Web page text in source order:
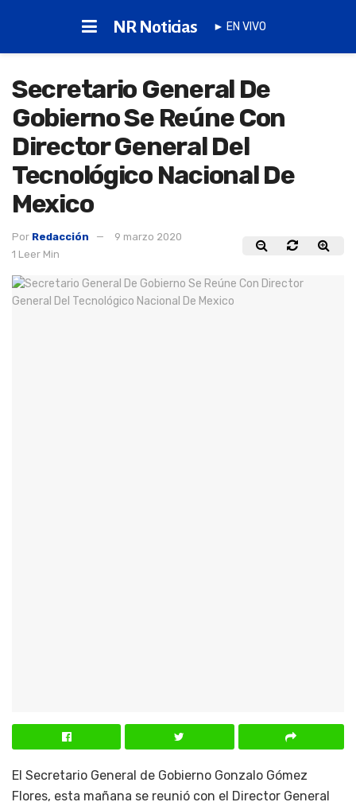
NR Noticias ► EN VIVO
Secretario General De
Gobierno Se Reúne Con
Director General Del
Tecnológico Nacional De
Mexico
Por Redacción
9 marzo 2020
1 Leer Min
El Secretario General de Gobierno Gonzalo Gómez
Flores, esta mañana se reunió con el Director General